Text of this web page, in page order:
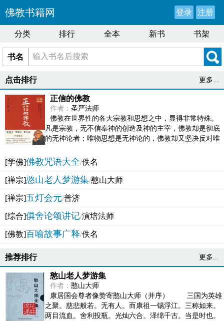
佛教书籍网 登录 注册
分类 排行 全本 新书 书架
书名
点击排行 更多...
正信的佛教
作者： 圣严法师
佛教在世界性的各大宗教和思想之中，显得非常特殊。
凡是宗教，无不信奉神的创造及神的主宰，佛教却是彻底
的无神论者；唯物思想是无神论的，佛教却又坚决反对唯
[学佛]佛教咒语大全/佚名
[禅宗]憨山老人梦游集/憨山大师
[禅宗]五灯会元/普济
[综合]俱舍论颂讲记/演培法师
[佛教]百喻故事广释/佚名
推荐排行 更多...
憨山老人梦游集
作者： 憨山大师
康居国会尊者像赞寄憨山大师（并序） 三国为英雄
之聚。慈悲般若。无有人。而康祖一锡浮江。三称如来。
两目流血。舍利投瓶。光灿六合。泽绵千古。当是时也。